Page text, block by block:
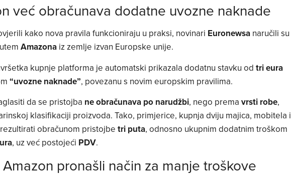
već obračunava dodatne uvozne naknade
kako nova pravila funkcioniraju u praksi, novinari Euronewsanaručili su
Amazonaiz zemlje izvan Europske unije.
kupnje platforma je automatski prikazala dodatnu stavku od tri eura
“uvozne naknade”, povezanu s novim europskim pravilima.
da se pristojba ne obračunava po narudžbi, nego prema vrsti robe,
klasifikaciji proizvoda. Tako, primjerice, kupnja dviju majica, mobitela i
obračunom pristojbe tri puta, odnosno ukupnim dodatnim troškom
, uz već postojeći PDV.
Amazon pronašli način za manje troškove